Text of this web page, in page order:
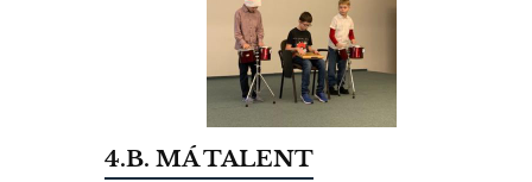
4.B. MÁ TALENT